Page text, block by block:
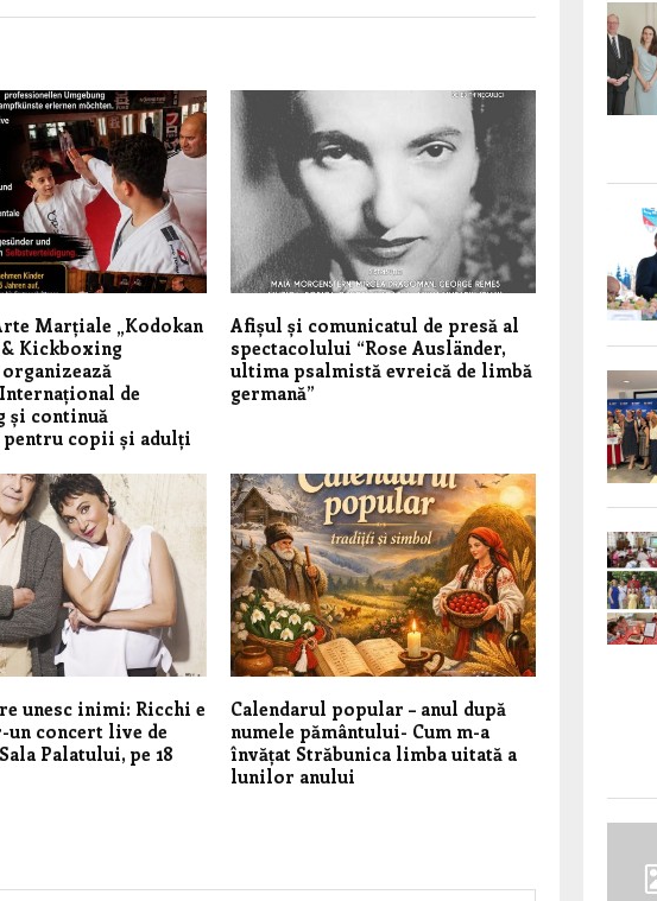
Marțiale „Kodokan
Kickboxing
de
și continuă
copii și adulți
Afișul și comunicatul de presă al
spectacolului “Rose Ausländer,
ultima psalmistă evreică de limbă
germană”
unesc inimi: Ricchi e
concert live de
Palatului, pe 18
Calendarul popular – anul după
numele pământului- Cum m-a
învățat Străbunica limba uitată a
lunilor anului